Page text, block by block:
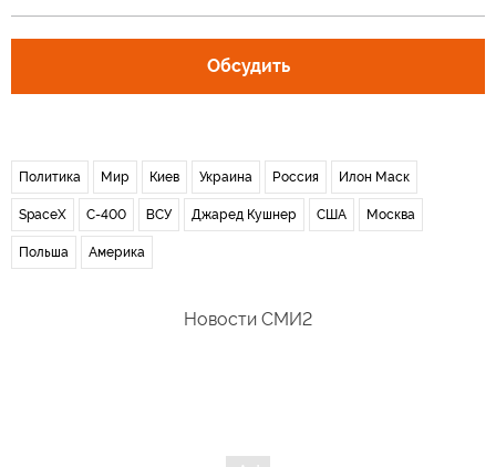
Обсудить
Политика Мир Киев Украина Россия Илон Маск
SpaceX С-400 ВСУ Джаред Кушнер США Москва
Польша Америка
Новости СМИ2